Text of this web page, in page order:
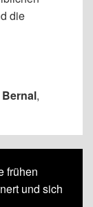
die
Bernal,
frühen
und sich